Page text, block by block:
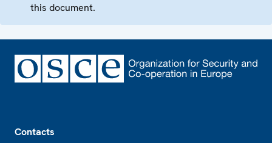
this document.
Contacts